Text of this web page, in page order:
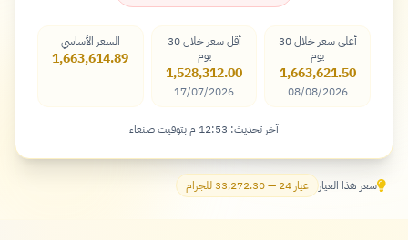
أعلى سعر خلال 30
يوم
1,663,621.50
08/08/2026
أقل سعر خلال 30
يوم
1,528,312.00
17/07/2026
السعر الأساسي
1,663,614.89
آخر تحديث: 12:53 م بتوقيت صنعاء
سعر هذا العيار عيار 24 — 33,272.30 للجرام